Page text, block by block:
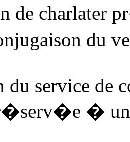
de
du
service de
� un